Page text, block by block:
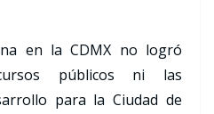
en la CDMX no logró
públicos ni las
para la Ciudad de